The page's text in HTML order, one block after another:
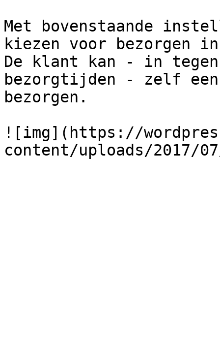
Met bovenstaande
kiezen voor bezorgen
De klant kan - in
bezorgtijden - zelf
bezorgen.
![img](https://